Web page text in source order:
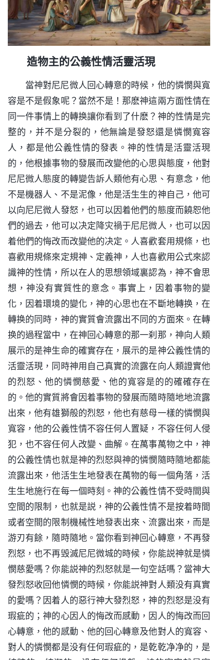
造物主的公義性情活靈活現
當神對尼尼微人回心轉意的時候，他的憐憫與寬
容是不是假象呢？當然不是！那麽神這兩方面性情在
同一件事情上的轉换讓你看到了什麽？神的性情是完
整的，并不是分裂的，他無論是發怒還是憐憫寬容
人，都是他公義性情的發表。神的性情是活靈活現
的，他根據事物的發展而改變他的心思與態度，他對
尼尼微人態度的轉變告訴人類他有心思、有意念，他
不是機器人、不是泥像，他是活生生的神自己，他可
以向尼尼微人發怒，也可以因着他們的態度而饒恕他
們的過去，他可以决定降灾禍于尼尼微人，也可以因
着他們的悔改而改變他的决定。人喜歡套用規條，也
喜歡用規條來定規神、定義神，人也喜歡用公式來認
識神的性情，所以在人的思想領域裏認為，神不會思
想，神没有實質性的意念。事實上，因着事物的變
化，因着環境的變化，神的心思也在不斷地轉换，在
轉换的同時，神的實質會流露出不同的方面來。在轉
换的過程當中，在神回心轉意的那一刹那，神向人類
展示的是神生命的確實存在，展示的是神公義性情的
活靈活現，同時神用自己真實的流露在向人類證實他
的烈怒、他的憐憫慈愛、他的寬容是的的確確存在
的。他的實質將會因着事物的發展而隨時隨地地流露
出來，他有雄獅般的烈怒，他也有慈母一樣的憐憫與
寬容，他的公義性情不容任何人置疑，不容任何人侵
犯，也不容任何人改變、曲解。在萬事萬物之中，神
的公義性情也就是神的烈怒與神的憐憫隨時隨地都能
流露出來，他活生生地發表在萬物的每一個角落，活
生生地施行在每一個時刻。神的公義性情不受時間與
空間的限制，也就是説，神的公義性情不是按着時間
或者空間的限制機械性地發表出來、流露出來，而是
游刃有餘，隨時隨地。當你看到神回心轉意，不再發
烈怒，也不再毁滅尼尼微城的時候，你能説神就是憐
憫慈愛嗎？你能説神的烈怒就是一句空話嗎？當神大
發烈怒收回他憐憫的時候，你能説神對人類没有真實
的愛嗎？因着人的惡行神大發烈怒，神的烈怒是没有
瑕疵的；神的心因人的悔改而感動，因人的悔改而回
心轉意，他的感動、他的回心轉意及他對人的寬容、
對人的憐憫都是没有任何瑕疵的，是乾乾净净的，是